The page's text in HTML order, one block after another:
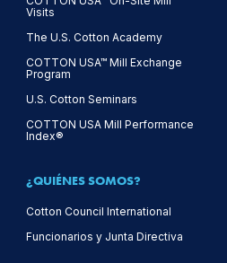
Visits
The U.S. Cotton Academy
COTTON USA™ Mill Exchange
Program
U.S. Cotton Seminars
COTTON USA Mill Performance
Index®
¿QUIÉNES SOMOS?
Cotton Council International
Funcionarios y Junta Directiva